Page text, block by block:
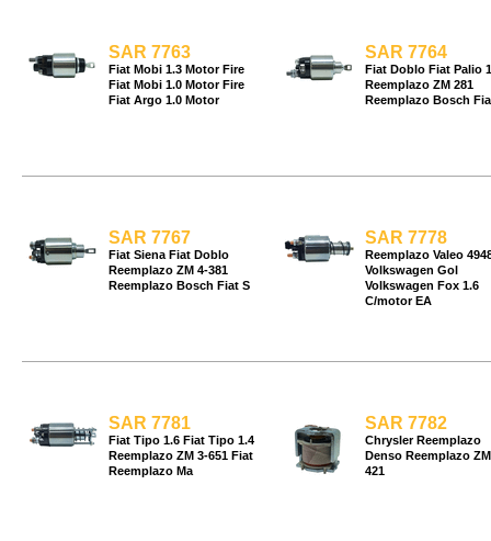
SAR 7763
Fiat Mobi 1.3 Motor Fire
Fiat Mobi 1.0 Motor Fire
Fiat Argo 1.0 Motor
SAR 7764
Fiat Doblo Fiat Palio
Reemplazo ZM 281
Reemplazo Bosch
SAR 7767
Fiat Siena Fiat Doblo
Reemplazo ZM 4-381
Reemplazo Bosch Fiat S
SAR 7778
Reemplazo Valeo
Volkswagen Gol
Volkswagen Fox 1.6
C/motor EA
SAR 7781
Fiat Tipo 1.6 Fiat Tipo 1.4
Reemplazo ZM 3-651 Fiat
Reemplazo Ma
SAR 7782
Chrysler Reemplazo
Denso Reemplazo
421